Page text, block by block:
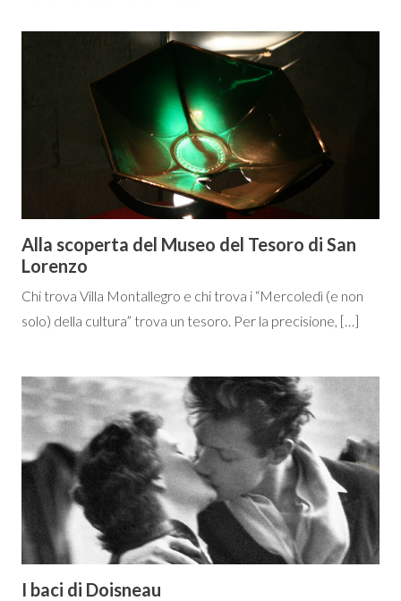
Alla scoperta del Museo del Tesoro di San
Lorenzo
Chi trova Villa Montallegro e chi trova i “Mercoledì (e non
solo) della cultura” trova un tesoro. Per la precisione, […]
I baci di Doisneau